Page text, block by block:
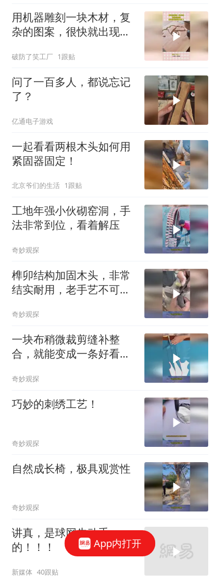
用机器雕刻一块木材，复
杂的图案，很快就出现在
破防了笑工厂 1跟贴
问了一百多人，都说忘记
了？
亿通电子游戏
一起看看两根木头如何用
紧固器固定！
北京爷们的生活 1跟贴
工地年强小伙砌窑洞，手
法非常到位，看着解压
奇妙观探
榫卯结构加固木头，非常
结实耐用，老手艺不可虚
奇妙观探
一块布稍微裁剪缝补整
合，就能变成一条好看的
但手不会！
奇妙观探
巧妙的刺绣工艺！
奇妙观探
自然成长椅，极具观赏性
奇妙观探
讲真，是球网先动手
的！！！
新媒体 40跟贴
App内打开